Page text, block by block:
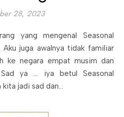
28, 2023
juga awalnya tidak familiar
ke negara empat musim dan
ya … iya betul Seasonal
jadi sad dan…